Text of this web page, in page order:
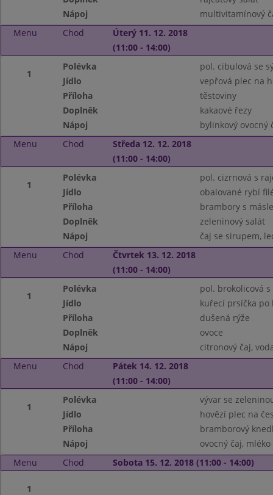
Nápoj
multivitamínový
Menu
Chod
Úterý 11. 12. 2018
(11:00 - 14:00)
1
Polévka
pol. cibulová se
Jídlo
vepřová plec na
Příloha
těstoviny
Doplněk
kakaové řezy
Nápoj
bylinkový ovocný
Menu
Chod
Středa 12. 12. 2018
(11:00 - 14:00)
1
Polévka
pol. cizrnová s
Jídlo
obalované rybí
Příloha
brambory s
Doplněk
zeleninový salát
Nápoj
čaj se sirupem,
Menu
Chod
Čtvrtek 13. 12. 2018
(11:00 - 14:00)
1
Polévka
pol. brokolicová
Jídlo
kuřecí prsíčka po
Příloha
dušená rýže
Doplněk
ovoce
Nápoj
citronový čaj,
Menu
Chod
Pátek 14. 12. 2018
(11:00 - 14:00)
1
Polévka
vývar se
Jídlo
hovězí plec na
Příloha
bramborový
Nápoj
ovocný čaj, mléko
Menu
Chod Sobota 15. 12. 2018 (11:00 - 14:00)
1